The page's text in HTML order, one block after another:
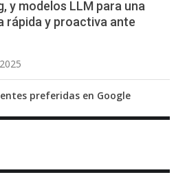
y modelos LLM para una
rápida y proactiva ante
preferidas en Google